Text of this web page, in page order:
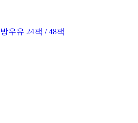
우유 24팩 / 48팩